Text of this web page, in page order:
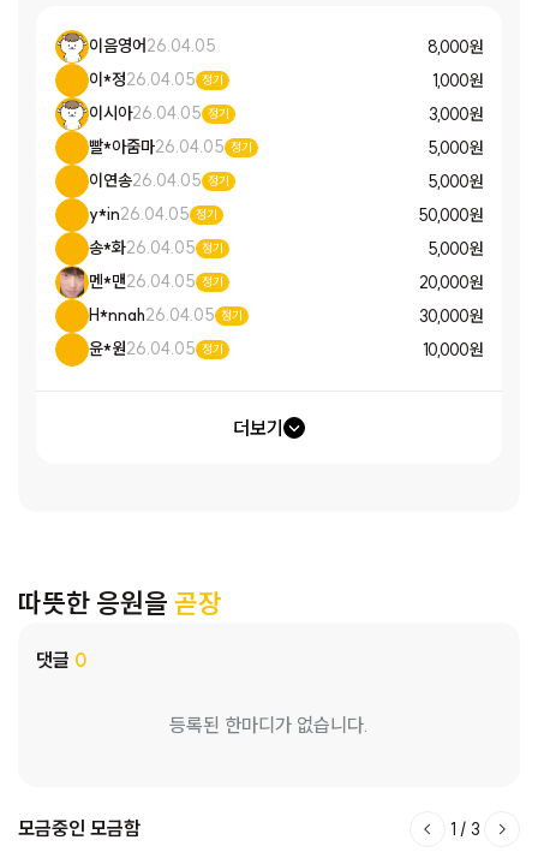
이음영어26.04.05
8,000 원
이*정26.04.05 정기
1,000 원
이시아26.04.05 정기
3,000 원
빨*아줌마26.04.05 정기
5,000 원
이연송26.04.05 정기
5,000 원
y*in26.04.05 정기
50,000 원
송*화26.04.05 정기
5,000 원
멘*맨26.04.05 정기
20,000 원
H*nnah26.04.05 정기
30,000 원
윤*원26.04.05 정기 10,000 원
더보기
따뜻한 응원을 곧장
댓글 0
등록된 한마디가 없습니다.
모금중인 모금함 1 / 3